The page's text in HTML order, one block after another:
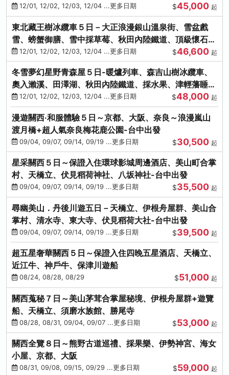
燒、烤牡蠣、握壽司體驗
12/01, 12/02, 12/03, 12/04 ...更多日期 $45,000 起
東北藏王樹冰纜車５日－大正浪漫銀山溫泉街、雪盆戲
雪、螃蟹御膳、雪中採草莓、秋田內陸鐵道、頂級懷石料
理、松島遊船
12/01, 12/02, 12/03, 12/04 ...更多日期 $46,600 起
冬雪夢幻星野青森屋５日-暖爐列車、森吉山樹冰纜車、
奧入瀨溪、田澤湖、秋田內陸鐵道、採水果、津輕藩睡魔
村(不進免稅店)
12/01, 12/02, 12/03, 12/04 ...更多日期 $48,000 起
漫遊關西‧和服體驗５日～京都、大阪、奈良～浪漫嵐山
渡月橋+超人氣奈良梅花鹿公園-台中出發
09/04, 09/07, 09/14, 09/19 ...更多日期 $30,500 起
星采關西５日～保證入住環球影城周邊酒店、美山町合掌
村、天橋立、伏見稻荷神社、八坂神社-台中出發
09/04, 09/07, 09/14, 09/19 ...更多日期 $35,500 起
尋幽美山．丹後川遊五日－天橋立、伊根舟屋群、美山合
掌村、清水寺、東大寺、伏見稻荷大社-台中出發
09/04, 09/07, 09/14, 09/19 ...更多日期 $39,500 起
超五星奢華關西５日～保證入住四晚五星酒店、天橋立、
近江牛、神戶牛、保津川遊船
08/24, 08/28, 08/29 $51,000 起
關西蒐秘７日～美山茅茸合掌屋秘境、伊根舟屋群+遊覽
船、天橋立、須磨水族館、勝尾寺
08/28, 08/31, 09/04, 09/07 ...更多日期 $53,000 起
關西全覽８日～熊野古道巡禮、採果樂、伊勢神宮、海女
小屋、京都、大阪
08/31, 09/08, 09/15, 09/29 ...更多日期 $59,000 起